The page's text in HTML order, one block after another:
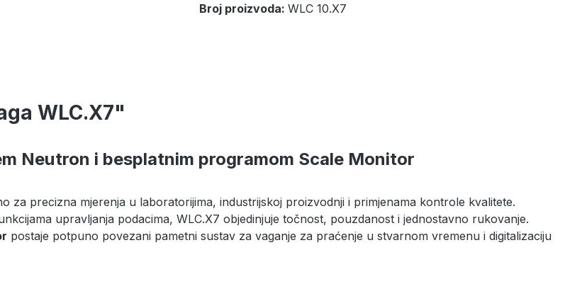
Broj proizvoda: WLC 10.X7
WLC.X7"
Neutron i besplatnim programom Scale Monitor
za precizna mjerenja u laboratorijima, industrijskoj proizvodnji i primjenama kontrole kvalitete.
upravljanja podacima, WLC.X7 objedinjuje točnost, pouzdanost i jednostavno rukovanje.
postaje potpuno povezani pametni sustav za vaganje za praćenje u stvarnom vremenu i digitalizaciju